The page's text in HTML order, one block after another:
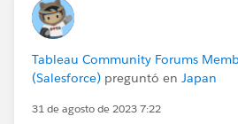
Tableau Community Forums
(Salesforce) preguntó en Japan
31 de agosto de 2023 7:22